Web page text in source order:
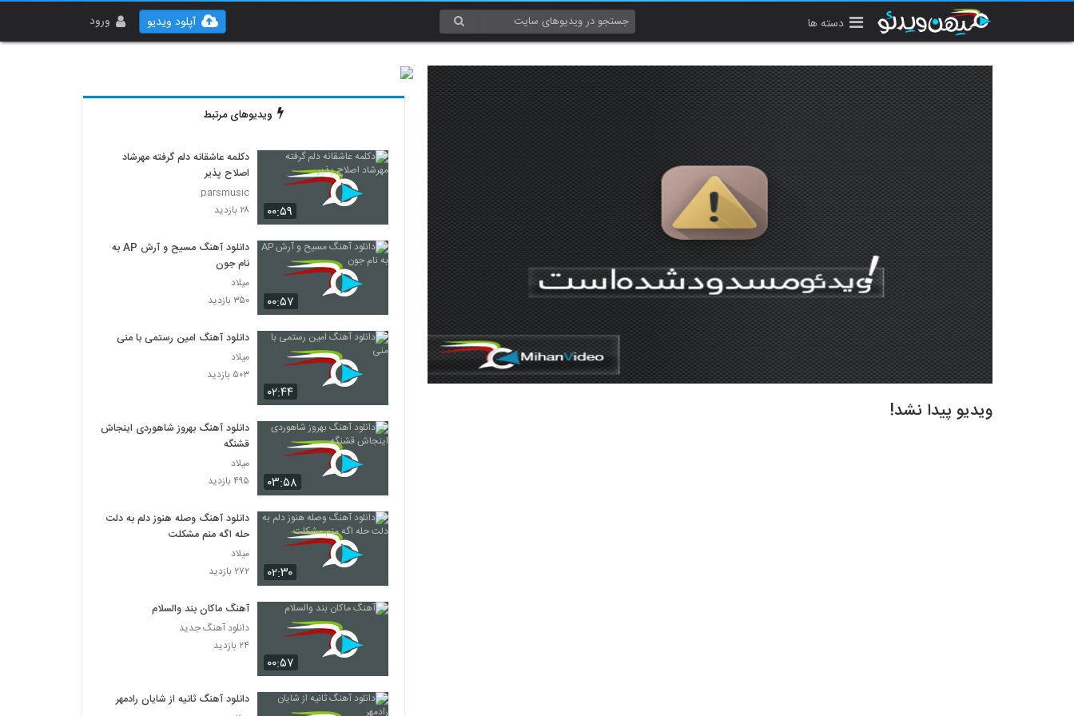
دسته ها ورود آپلود ویدیو
ویدیو پیدا نشد!
ویدیوهای مرتبط
۰۰:۵۹
دکلمه عاشقانه دلم گرفته مهرشاد
اصلاح پذیر
parsmusic
۲۸ بازدید
۰۰:۵۷
دانلود آهنگ مسیح و آرش AP به
نام جون
میلاد
۳۵۰ بازدید
۰۲:۴۴
دانلود آهنگ امین رستمی با منی
میلاد
۵۰۳ بازدید
۰۳:۵۸
دانلود آهنگ بهروز شاهوردی اینجاش
قشنگه
میلاد
۴۹۵ بازدید
۰۲:۳۰
دانلود آهنگ وصله هنوز دلم به دلت
حله اگه منم مشکلت
میلاد
۲۷۲ بازدید
۰۰:۵۷
آهنگ ماکان بند والسلام
دانلود آهنگ جدید
۲۴ بازدید
دانلود آهنگ ثانیه از شایان رادمهر